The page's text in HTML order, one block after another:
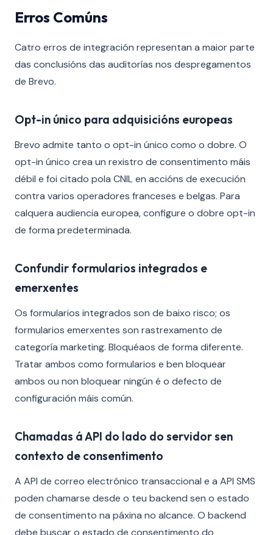
Erros Comúns
Catro erros de integración representan a maior parte
das conclusións das auditorías nos despregamentos
de Brevo.
Opt-in único para adquisicións europeas
Brevo admite tanto o opt-in único como o dobre. O
opt-in único crea un rexistro de consentimento máis
débil e foi citado pola CNIL en accións de execución
contra varios operadores franceses e belgas. Para
calquera audiencia europea, configure o dobre opt-in
de forma predeterminada.
Confundir formularios integrados e
emerxentes
Os formularios integrados son de baixo risco; os
formularios emerxentes son rastrexamento de
categoría marketing. Bloquéaos de forma diferente.
Tratar ambos como formularios e ben bloquear
ambos ou non bloquear ningún é o defecto de
configuración máis común.
Chamadas á API do lado do servidor sen
contexto de consentimento
A API de correo electrónico transaccional e a API SMS
poden chamarse desde o teu backend sen o estado
de consentimento na páxina no alcance. O backend
debe buscar o estado de consentimento do